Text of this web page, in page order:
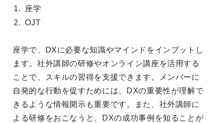
座学
OJT
座学で、DXに必要な知識やマインドをインプットし
ます。社外講師の研修やオンライン講座を活用する
ことで、スキルの習得を支援できます。メンバーに
自発的な行動を促すためには、DXの重要性が理解で
きるような情報開示も重要です。また、社外講師に
よる研修をおこなうと、DXの成功事例を知ることが